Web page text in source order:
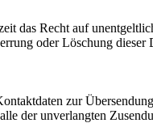
das Recht auf
oder Löschung
zur
der unverlangten